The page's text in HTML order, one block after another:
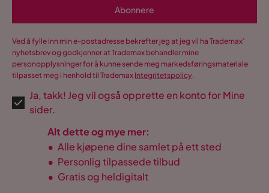
Abonnere
Ved å fylle inn min e-postadresse bekrefter jeg at jeg vil ha Trademax’
nyhetsbrev og godkjenner at Trademax behandler mine
personopplysninger for å kunne sende meg markedsføringsmateriale
tilpasset meg i henhold til Trademax Integritetspolicy.
Ja, takk! Jeg vil også opprette en konto for Mine
sider.
Alt dette og mye mer:
• Alle kjøpene dine samlet på ett sted
• Personlig tilpassede tilbud
• Gratis og heldigitalt